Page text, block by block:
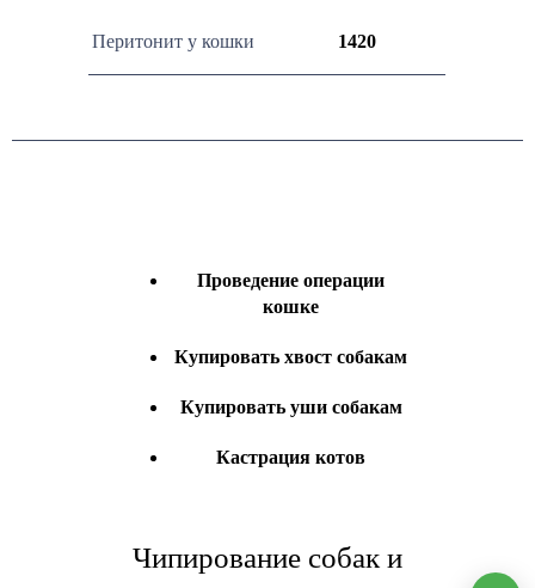
Перитонит у кошки 1420
Проведение операции
кошке
Купировать хвост собакам
Купировать уши собакам
Кастрация котов
Чипирование собак и